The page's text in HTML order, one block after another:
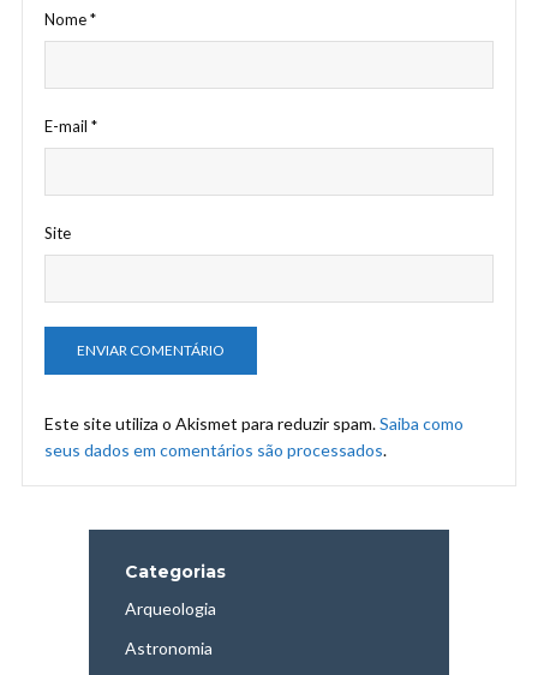
Nome*
E-mail *
Site
Este site utiliza o Akismet para reduzir spam.Saiba como
seus dados em comentários são processados.
Categorias
Arqueologia
Astronomia